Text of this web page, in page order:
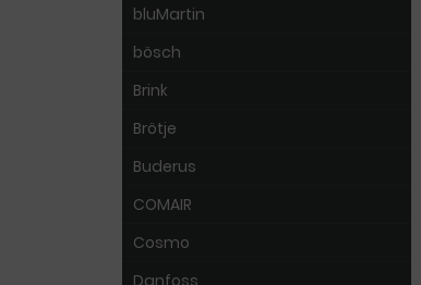
bluMartin
bösch
Brink
Brötje
Buderus
COMAIR
Cosmo
Danfoss